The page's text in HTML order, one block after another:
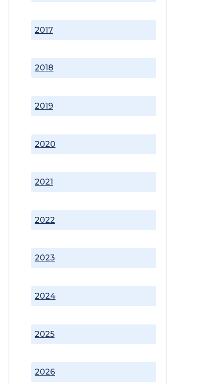
2017
2018
2019
2020
2021
2022
2023
2024
2025
2026